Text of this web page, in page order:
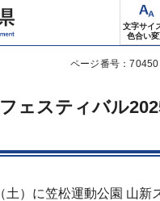
文字サイ
色合い
ページ番号：70450
ェスティバル
）に笠松運動公園 山新